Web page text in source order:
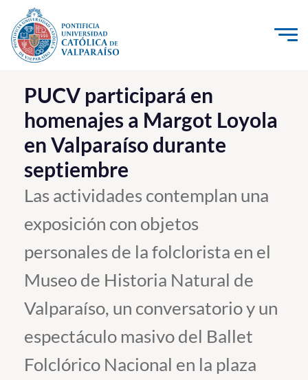
Click acá para ir directamente al contenido
La Universidad
Investigación, Creación e Innovación
PUCV Internacional
Vinculación con el Medio
Admisión
Postgrado
Formación Continua
Estudiantes
Académicos
PUCV participará en
homenajes a Margot Loyola
en Valparaíso durante
septiembre
Las actividades contemplan una
exposición con objetos
personales de la folclorista en el
Museo de Historia Natural de
Valparaíso, un conversatorio y un
espectáculo masivo del Ballet
Folclórico Nacional en la plaza